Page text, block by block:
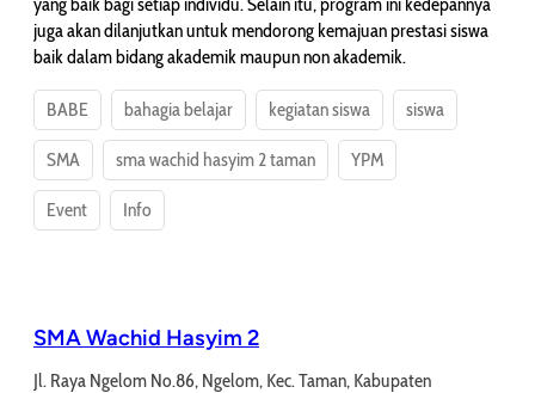
juga akan dilanjutkan untuk mendorong kemajuan prestasi siswa
baik dalam bidang akademik maupun non akademik.
BABE bahagia belajar kegiatan siswa siswa
SMA sma wachid hasyim 2 taman YPM
Event Info
SMA Wachid Hasyim 2
Jl. Raya Ngelom No.86, Ngelom, Kec. Taman, Kabupaten